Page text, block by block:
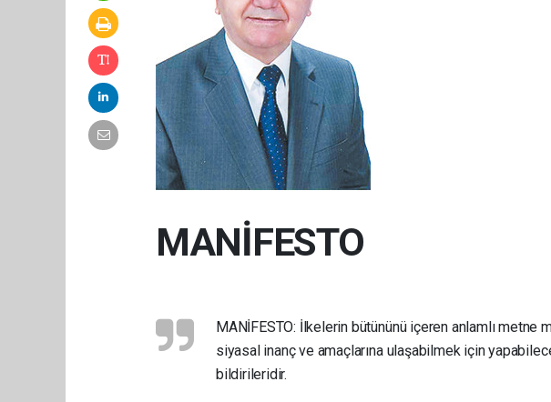
MANİFESTO
MANİFESTO: İlkelerin bütününü içeren anlamlı metne
siyasal inanç ve amaçlarına ulaşabilmek için
bildirileridir.